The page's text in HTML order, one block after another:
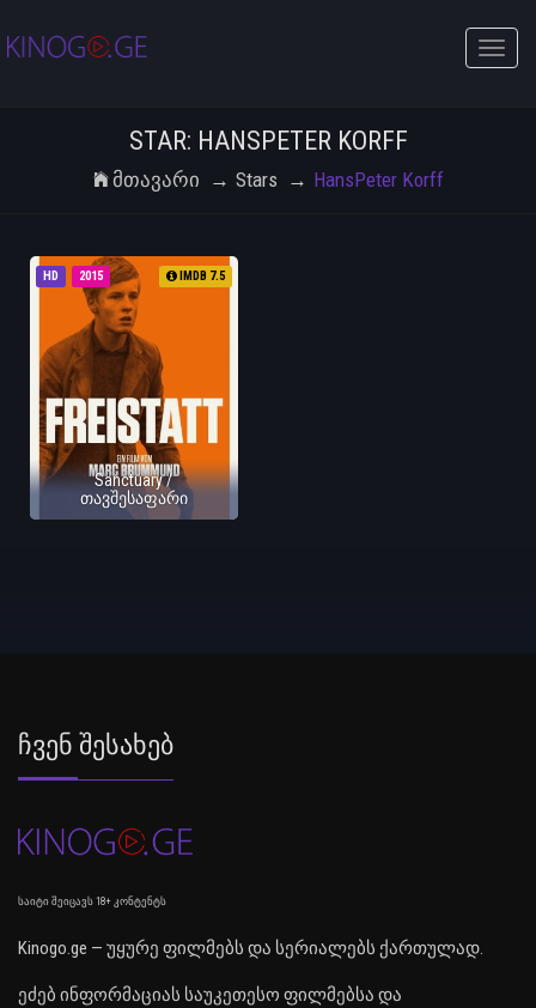
Toggle
STAR: HANSPETER KORFF
Მთავარი Stars HansPeter Korff
HD 2015 IMDB 7.5
Sanctuary /
თავშესაფარი
Ჩვენ Შესახებ
საიტი შეიცავს 18+ კონტენტს
Kinogo.ge — უყურე ფილმებს და სერიალებს ქართულად.
ეძებ ინფორმაციას საუკეთესო ფილმებსა და